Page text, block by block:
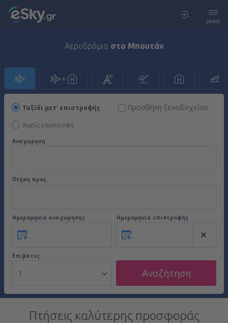
μενού
Αεροδρόμια στο Μπουτάν
Ταξίδι μετ' επιστροφής
Χωρίς επιστροφή
Προσθήκη ξενοδοχείου
Αναχώρηση
Πτήση προς
Ημερομηνία αναχώρησης Ημερομηνία επιστροφής
Επιβάτες
1 Αναζήτηση
Πτήσεις καλύτερης προσφοράς